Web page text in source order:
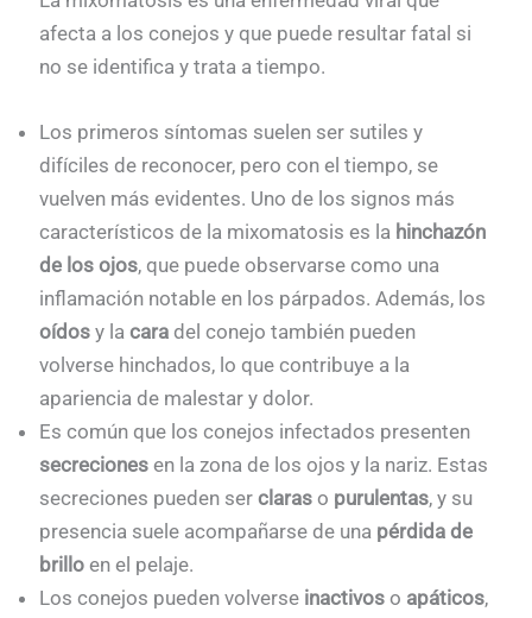
afecta a los conejos y que puede resultar fatal si
no se identifica y trata a tiempo.
Los primeros síntomas suelen ser sutiles y
difíciles de reconocer, pero con el tiempo, se
vuelven más evidentes. Uno de los signos más
característicos de la mixomatosis es la hinchazón
de los ojos, que puede observarse como una
inflamación notable en los párpados. Además, los
oídos y lacaradel conejo también pueden
volverse hinchados, lo que contribuye a la
apariencia de malestar y dolor.
Es común que los conejos infectados presenten
secrecionesen la zona de los ojos y la nariz. Estas
secreciones pueden serclaraso purulentas, y su
presencia suele acompañarse de una pérdida de
brillo en el pelaje.
Los conejos pueden volverse inactivoso apáticos,